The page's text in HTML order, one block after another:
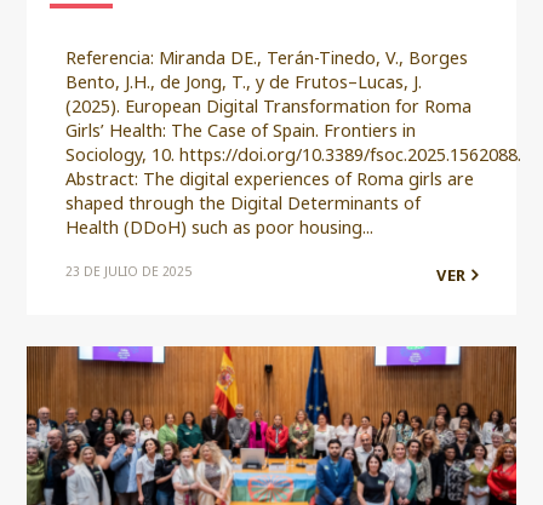
Referencia: Miranda DE., Terán-Tinedo, V., Borges
Bento, J.H., de Jong, T., y de Frutos–Lucas, J.
(2025). European Digital Transformation for Roma
Girls’ Health: The Case of Spain. Frontiers in
Sociology, 10. https://doi.org/10.3389/fsoc.2025.1562088.
Abstract: The digital experiences of Roma girls are
shaped through the Digital Determinants of
Health (DDoH) such as poor housing...
23 DE JULIO DE 2025 VER